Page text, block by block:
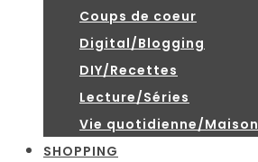
Coups de coeur
Digital/Blogging
DIY/Recettes
Lecture/Séries
Vie quotidienne/Maison
SHOPPING